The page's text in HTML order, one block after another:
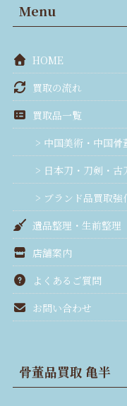
Menu
HOME
買取の流れ
買取品一覧
> 中国美術・中国
> 日本刀・刀剣・
> ブランド品買取
遺品整理・生前整理
店舗案内
よくあるご質問
お問い合わせ
骨董品買取 亀半